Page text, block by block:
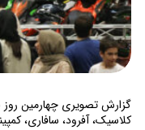
گزارش تصویری چهارمین
کلاسیک، آفرود، سافاری،